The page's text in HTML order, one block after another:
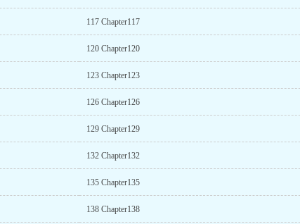
117 Chapter117
120 Chapter120
123 Chapter123
126 Chapter126
129 Chapter129
132 Chapter132
135 Chapter135
138 Chapter138